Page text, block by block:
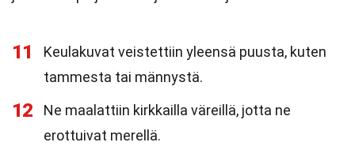
11
Keulakuvat veistettiin yleensä puusta, kuten
tammesta tai männystä.
12
Ne maalattiin kirkkailla väreillä, jotta ne
erottuivat merellä.